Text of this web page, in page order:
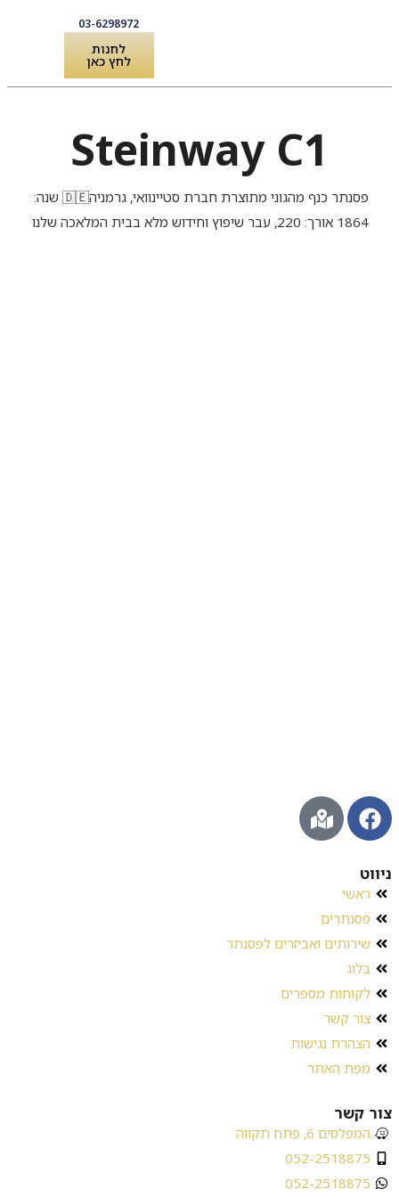
03-6298972
לחנות
לחץ כאן
Steinway C1
פסנתר כנף מהגוני מתוצרת חברת סטיינוואי, גרמניה🇩🇪 שנה:
1864 אורך: 220, עבר שיפוץ וחידוש מלא בבית המלאכה שלנו
ניווט
ראשי
פסנתרים
שירותים ואביזרים לפסנתר
בלוג
לקוחות מספרים
צור קשר
הצהרת נגישות
מפת האתר
צור קשר
המפלסים 6, פתח תקווה
052-2518875
052-2518875